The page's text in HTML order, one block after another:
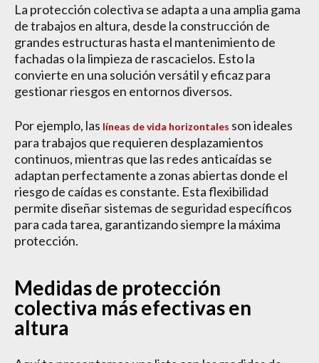
La protección colectiva se adapta a una amplia gama
de trabajos en altura, desde la construcción de
grandes estructuras hasta el mantenimiento de
fachadas o la limpieza de rascacielos. Esto la
convierte en una solución versátil y eficaz para
gestionar riesgos en entornos diversos.
Por ejemplo, las líneas de vida horizontales son ideales
para trabajos que requieren desplazamientos
continuos, mientras que las redes anticaídas se
adaptan perfectamente a zonas abiertas donde el
riesgo de caídas es constante. Esta flexibilidad
permite diseñar sistemas de seguridad específicos
para cada tarea, garantizando siempre la máxima
protección.
Medidas de protección
colectiva más efectivas en
altura